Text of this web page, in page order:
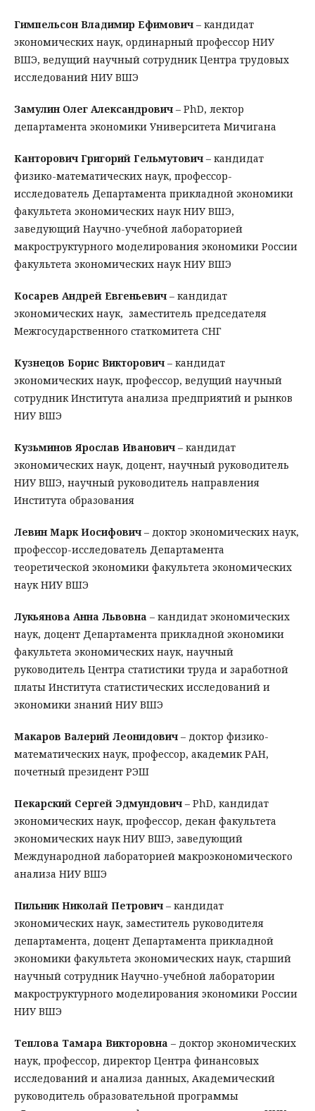
Гимпельсон Владимир Ефимович – кандидат
экономических наук, ординарный профессор НИУ
ВШЭ, ведущий научный сотрудник Центра трудовых
исследований НИУ ВШЭ
Замулин Олег Александрович – PhD, лектор
департамента экономики Университета Мичигана
Канторович Григорий Гельмутович – кандидат
физико-математических наук, профессор-
исследователь Департамента прикладной экономики
факультета экономических наук НИУ ВШЭ,
заведующий Научно-учебной лабораторией
макроструктурного моделирования экономики России
факультета экономических наук НИУ ВШЭ
Косарев Андрей Евгеньевич – кандидат
экономических наук, заместитель председателя
Межгосударственного статкомитета СНГ
Кузнецов Борис Викторович – кандидат
экономических наук, профессор, ведущий научный
сотрудник Института анализа предприятий и рынков
НИУ ВШЭ
Кузьминов Ярослав Иванович – кандидат
экономических наук, доцент, научный руководитель
НИУ ВШЭ, научный руководитель направления
Института образования
Левин Марк Иосифович – доктор экономических наук,
профессор-исследователь Департамента
теоретической экономики факультета экономических
наук НИУ ВШЭ
Лукьянова Анна Львовна – кандидат экономических
наук, доцент Департамента прикладной экономики
факультета экономических наук, научный
руководитель Центра статистики труда и заработной
платы Института статистических исследований и
экономики знаний НИУ ВШЭ
Макаров Валерий Леонидович – доктор физико-
математических наук, профессор, академик РАН,
почетный президент РЭШ
Пекарский Сергей Эдмундович – PhD, кандидат
экономических наук, профессор, декан факультета
экономических наук НИУ ВШЭ, заведующий
Международной лабораторией макроэкономического
анализа НИУ ВШЭ
Пильник Николай Петрович – кандидат
экономических наук, заместитель руководителя
департамента, доцент Департамента прикладной
экономики факультета экономических наук, старший
научный сотрудник Научно-учебной лаборатории
макроструктурного моделирования экономики России
НИУ ВШЭ
Теплова Тамара Викторовна – доктор экономических
наук, профессор, директор Центра финансовых
исследований и анализа данных, Академический
руководитель образовательной программы